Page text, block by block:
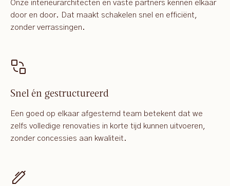
Onze interieurarchitecten en vaste partners kennen elkaar
door en door. Dat maakt schakelen snel en efficiënt,
zonder verrassingen.
Snel én gestructureerd
Een goed op elkaar afgestemd team betekent dat we
zelfs volledige renovaties in korte tijd kunnen uitvoeren,
zonder concessies aan kwaliteit.